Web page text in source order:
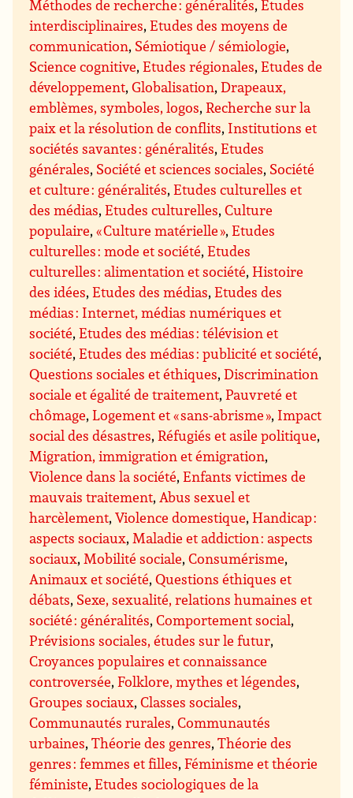
Méthodes de recherche : généralités,Études
interdisciplinaires,Etudes des moyens de
communication, Sémiotique / sémiologie,
Science cognitive,Etudes régionales,Etudes de
développement,Globalisation,Drapeaux,
emblèmes, symboles, logos,Recherche sur la
paix et la résolution de conflits, Institutions et
sociétés savantes : généralités,Etudes
générales, Société et sciences sociales, Société
et culture : généralités,Etudes culturelles et
des médias,Etudes culturelles,Culture
populaire,« Culture matérielle »,Etudes
culturelles : mode et société,Etudes
culturelles : alimentation et société,Histoire
des idées,Etudes des médias,Etudes des
médias : Internet, médias numériques et
société,Etudes des médias : télévision et
société,Etudes des médias : publicité et société,
Questions sociales et éthiques,Discrimination
sociale et égalité de traitement,Pauvreté et
chômage,Logement et « sans-abrisme », Impact
social des désastres,Réfugiés et asile politique,
Migration, immigration et émigration,
Violence dans la société,Enfants victimes de
mauvais traitement,Abus sexuel et
harcèlement,Violence domestique,Handicap :
aspects sociaux,Maladie et addiction : aspects
sociaux,Mobilité sociale,Consumérisme,
Animaux et société,Questions éthiques et
débats, Sexe, sexualité, relations humaines et
société : généralités,Comportement social,
Prévisions sociales, études sur le futur,
Croyances populaires et connaissance
controversée,Folklore, mythes et légendes,
Groupes sociaux,Classes sociales,
Communautés rurales,Communautés
urbaines,Théorie des genres,Théorie des
genres : femmes et filles,Féminisme et théorie
féministe,Etudes sociologiques de la